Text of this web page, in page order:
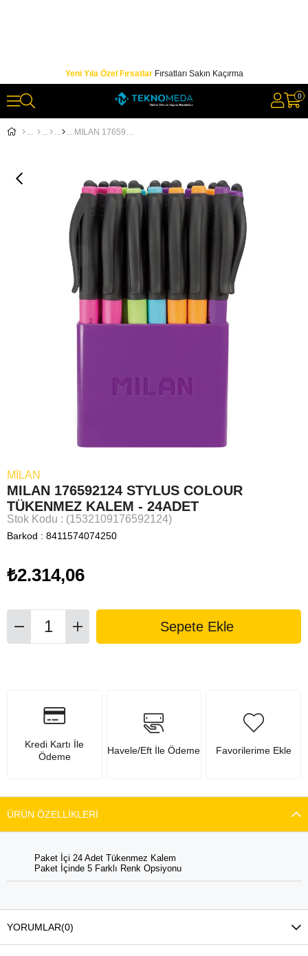
Yeni Yıla Özel FırsatlarFırsatları Sakın Kaçırma
0
MILAN 176592124 STYLUS COLOUR TÜKENMEZ KALEM - 24ADET
MILAN
MILAN 176592124 STYLUS COLOUR
TÜKENMEZ KALEM - 24ADET
Stok Kodu (1532109176592124)
Barkod : 8411574074250
₺2.314,06
Kredi Kartı İle
Ödeme
Havele/Eft İle Ödeme Favorilerime Ekle
ÜRÜN ÖZELLIKLERI
Paket İçi 24 Adet Tükenmez Kalem
Paket İçinde 5 Farklı Renk Opsiyonu
YORUMLAR(0)